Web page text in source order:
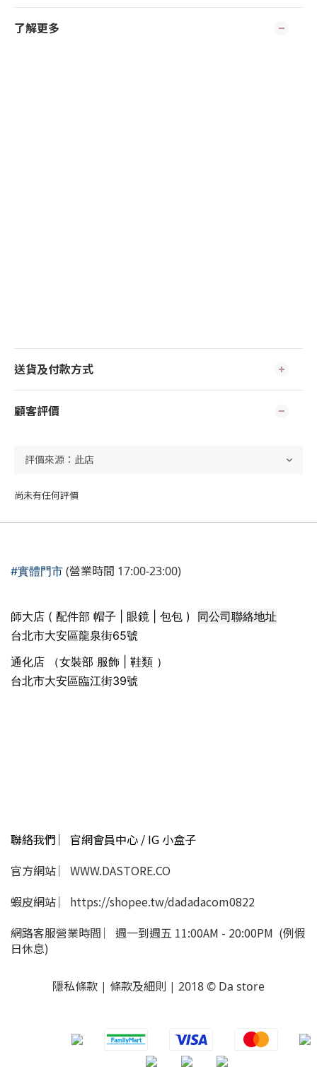
了解更多
送貨及付款方式
顧客評價
尚未有任何評價
#實體門市 (營業時間 17:00-23:00)
師大店 ( 配件部 帽子 | 眼鏡 | 包包 ) 同公司聯絡地址
台北市大安區龍泉街65號
通化店 （女裝部 服飾 | 鞋類 ）
台北市大安區臨江街39號
聯絡我們 ︳官網會員中心 / IG 小盒子
官方網站 ︳WWW.DASTORE.CO
蝦皮網站 ︳https://shopee.tw/dadadacom0822
網路客服營業時間 ︳週一到週五 11:00AM - 20:00PM (例假
日休息)
隱私條款 | 條款及細則 | 2018 © Da store